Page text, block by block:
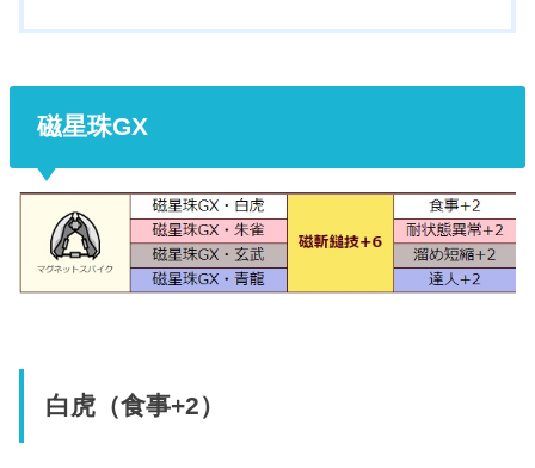
磁星珠GX
白虎（食事+2）